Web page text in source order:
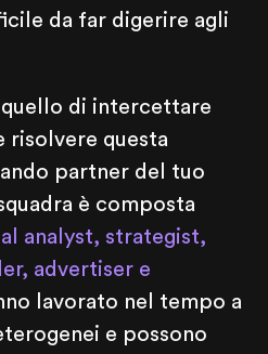
da far digerire agli
di intercettare
risolvere questa
partner del tuo
è composta
analyst, strategist,
advertiser e
lavorato nel tempo a
e possono